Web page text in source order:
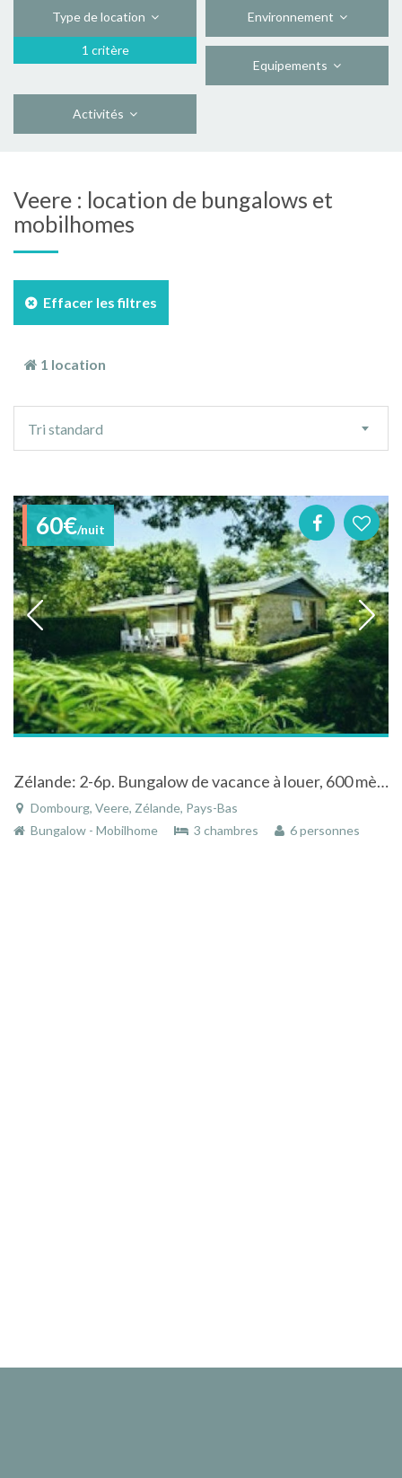
Type de location
1 critère
Environnement
Equipements
Activités
Veere : location de bungalows et
mobilhomes
Effacer les filtres
1 location
tri
Tri standard
60€/nuit
Zélande: 2-6p. Bungalow de vacance à louer, 600 mètre: les plages et la mer
Dombourg, Veere, Zélande, Pays-Bas
Bungalow - Mobilhome
3 chambres 6 personnes